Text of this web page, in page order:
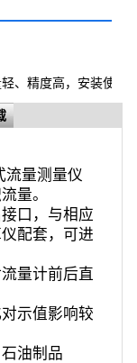
、精度高，安装使
流量测量仪
量。
口，与相应
配套，可进
量计前后直
示值影响较
油制品